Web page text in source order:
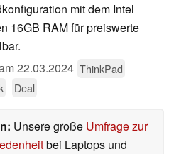
mit dem Intel
16GB RAM für preiswerte
22.03.2024 ThinkPad
Deal
Unsere große Umfrage zur
bei Laptops und